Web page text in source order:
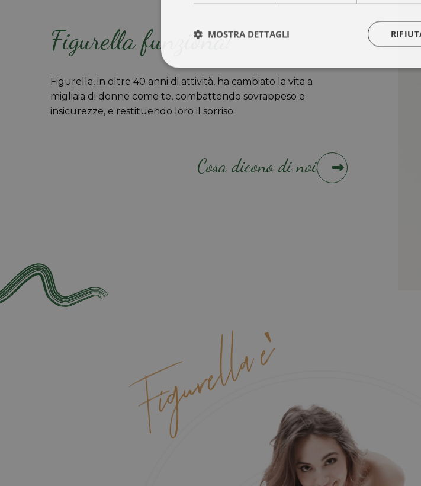
Figurella funziona!
Figurella, in oltre 40 anni di attività, ha cambiato la vita a
migliaia di donne come te, combattendo sovrappeso e
insicurezze, e restituendo loro il sorriso.
Cosa dicono di noi
MOSTRA DETTAGLI